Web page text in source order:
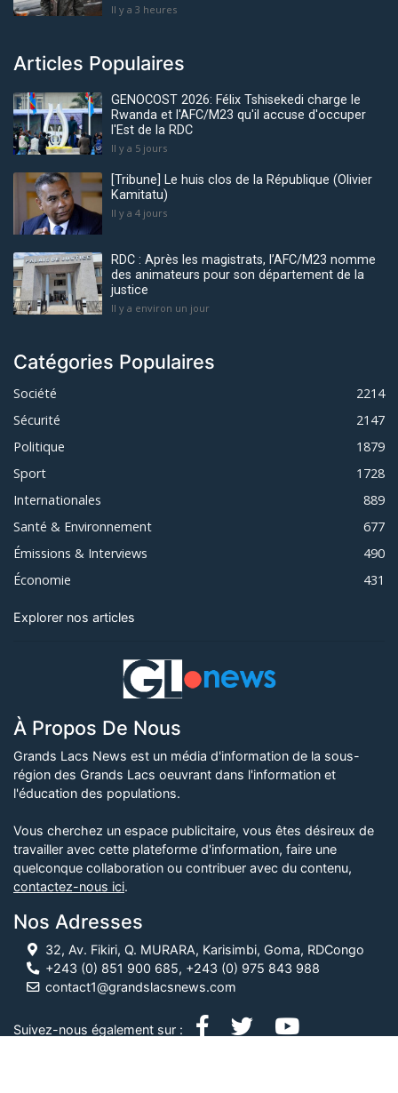
Il y a 3 heures
Articles Populaires
GENOCOST 2026: Félix Tshisekedi charge le
Rwanda et l'AFC/M23 qu'il accuse d'occuper
l'Est de la RDC
Il y a 5 jours
[Tribune] Le huis clos de la République (Olivier
Kamitatu)
Il y a 4 jours
RDC : Après les magistrats, l’AFC/M23 nomme
des animateurs pour son département de la
justice
Il y a environ un jour
Catégories Populaires
Société
2214
Sécurité
2147
Politique
1879
Sport
1728
Internationales
889
Santé & Environnement
677
Émissions & Interviews
490
Économie
431
Explorer nos articles
À Propos De Nous
Grands Lacs News est un média d'information de la sous-
région des Grands Lacs oeuvrant dans l'information et
l'éducation des populations.
Vous cherchez un espace publicitaire, vous êtes désireux de
travailler avec cette plateforme d'information, faire une
quelconque collaboration ou contribuer avec du contenu,
contactez-nous ici.
Nos Adresses
32, Av. Fikiri, Q. MURARA, Karisimbi, Goma, RDCongo
+243 (0) 851 900 685, +243 (0) 975 843 988
contact1@grandslacsnews.com
Suivez-nous également sur :